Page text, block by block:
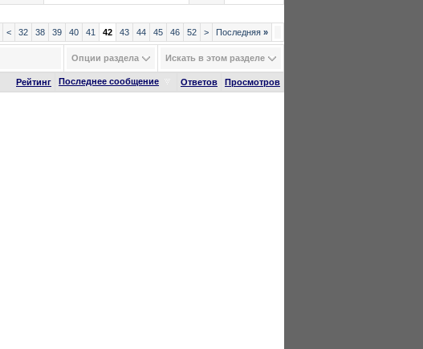
< 32 38 39 40 41 42 43 44 45 46 52 > Последняя »
Опции раздела Искать в этом разделе
Рейтинг Последнее сообщение Ответов Просмотров